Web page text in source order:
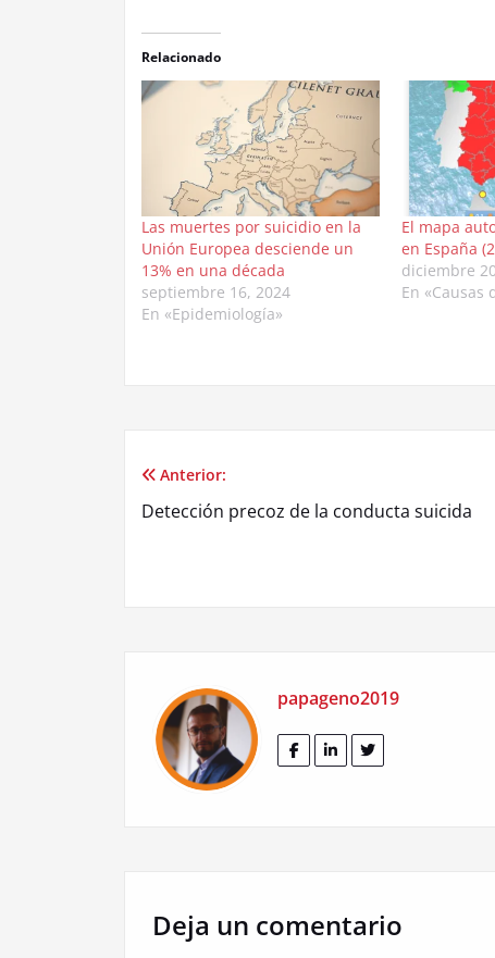
Relacionado
Las muertes por suicidio en la
Unión Europea desciende un
13% en una década
septiembre 16, 2024
En «Epidemiología»
El mapa
en España
diciembre
En «Causas
Navegación
Anterior:
Detección precoz de la conducta suicida
papageno2019
Deja un comentario